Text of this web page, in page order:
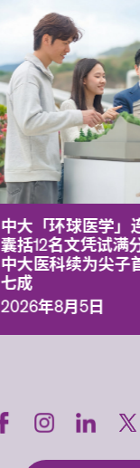
中大「环球医学」
囊括12名文凭试满
中大医科续为尖子
七成
2026年8月5日